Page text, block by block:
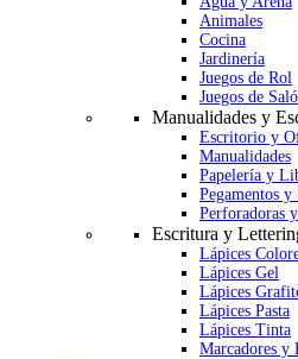
Animales
Cocina
Jardinería
Juegos de Rol
Juegos de
Manualidades y
Escritorio y
Manualidades
Papelería y
Pegamentos y
Perforadoras
Escritura y
Lápices
Lápices Gel
Lápices
Lápices Pasta
Lápices Tinta
Marcadores y